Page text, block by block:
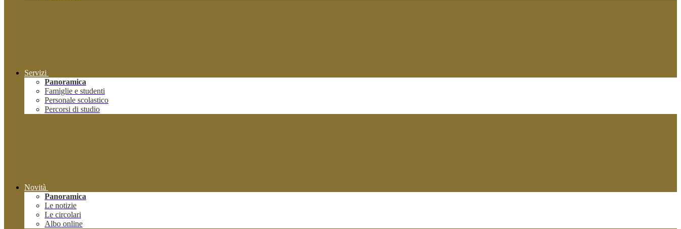
Servizi
Panoramica
Famiglie e studenti
Personale scolastico
Percorsi di studio
Novità
Panoramica
Le notizie
Le circolari
Albo online